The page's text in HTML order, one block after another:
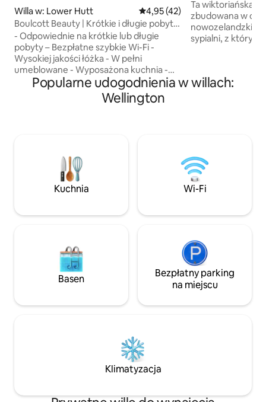
Willa w: Lower Hutt Średnia ocena: 4,95 na 5,
4,95 (42)
Boulcott Beauty | Krótkie i długie pobyty
premium
- Odpowiednie na krótkie lub długie
pobyty – Bezpłatne szybkie Wi-Fi -
Wysokiej jakości łóżka - W pełni
umeblowane - Wyposażona kuchnia -
Pranie - Smart TV 65" - Pompa ciepła -
Bezpłatny parking Idealne dla osób
podróżujących służbowo, zespołów
(z możliwością rozdzielenia na 2 łóżka
pojedyncze) – Kuchnia/jadalnia na planie
otwartym - Wydzielone miejsce do
pracy - Oddzielny salon – Dwie łazienki
ogrzewanie podłogowe – Ogród zimowy
Ta wiktoriańska
zbudowana w
sypialni, z
Renall Street,
Riversdale, które
odległości 45
Popularne udogodnienia w willach:
Wellington
Kuchnia Wi-Fi
Basen
Bezpłatny parking
na miejscu
Klimatyzacja